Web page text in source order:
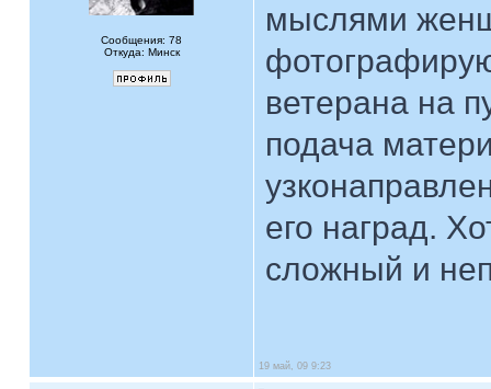
Сообщения: 78
Откуда: Минск
мыслями
ветерана на
подача
его наград.
сложный и
19 май, 09 9:23